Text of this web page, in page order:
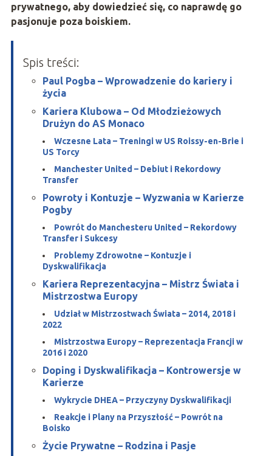
prywatnego, aby dowiedzieć się, co naprawdę go
pasjonuje poza boiskiem.
Spis treści:
Paul Pogba – Wprowadzenie do kariery i
życia
Kariera Klubowa – Od Młodzieżowych
Drużyn do AS Monaco
Wczesne Lata – Treningi w US Roissy-en-Brie i
US Torcy
Manchester United – Debiut i Rekordowy
Transfer
Powroty i Kontuzje – Wyzwania w Karierze
Pogby
Powrót do Manchesteru United – Rekordowy
Transfer i Sukcesy
Problemy Zdrowotne – Kontuzje i
Dyskwalifikacja
Kariera Reprezentacyjna – Mistrz Świata i
Mistrzostwa Europy
Udział w Mistrzostwach Świata – 2014, 2018 i
2022
Mistrzostwa Europy – Reprezentacja Francji w
2016 i 2020
Doping i Dyskwalifikacja – Kontrowersje w
Karierze
Wykrycie DHEA – Przyczyny Dyskwalifikacji
Reakcje i Plany na Przyszłość – Powrót na
Boisko
Życie Prywatne – Rodzina i Pasje